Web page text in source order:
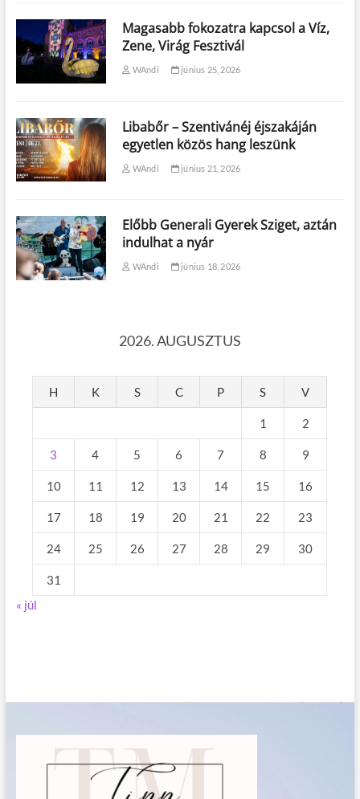
Magasabb fokozatra kapcsol a Víz,
Zene, Virág Fesztivál
WAndi június 25, 2026
Libabőr – Szentivánéj éjszakáján
egyetlen közös hang leszünk
WAndi június 21, 2026
Előbb Generali Gyerek Sziget, aztán
indulhat a nyár
WAndi június 18, 2026
2026. AUGUSZTUS
H K S C P S V
1 2
3 4 5 6 7 8 9
10 11 12 13 14 15 16
17 18 19 20 21 22 23
24 25 26 27 28 29 30
31
« júl